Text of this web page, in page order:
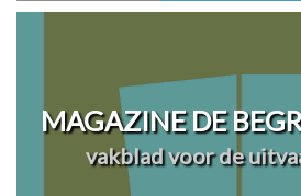
MAGAZINE DE
vakblad voor de